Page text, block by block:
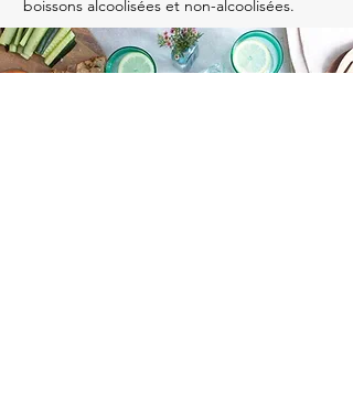
boissons alcoolisées et non-alcoolisées.